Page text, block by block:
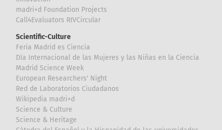
madri+d Foundation Projects
Call4Evaluators RIVCircular
Scientific-Culture
Feria Madrid es Ciencia
Día Internacional de las Mujeres y las Niñas en la Ciencia
Madrid Science Week
European Researchers' Night
Red de Laboratorios Ciudadanos
Wikipedia madri+d
Science & Culture
Science & Heritage